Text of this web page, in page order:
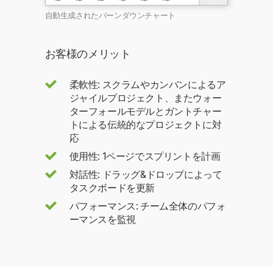
自動生成されたバーンダウンチャート
お客様のメリット
柔軟性: スクラムやカンバンによるア
ジャイルプロジェクト、またウォー
ターフォールモデルとガントチャー
トによる伝統的なプロジェクトに対
応
使用性: 1ページでスプリントを計画
対話性: ドラッグ&ドロップによって
タスクボードを更新
パフォーマンス: チーム全体のパフォ
ーマンスを監視